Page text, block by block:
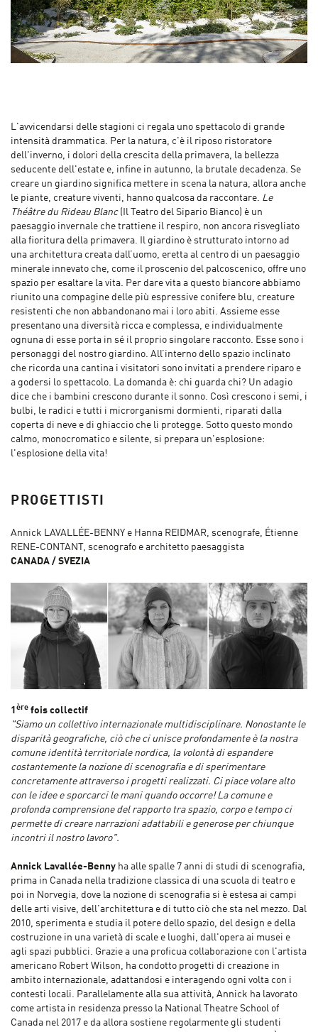
L'avvicendarsi delle stagioni ci regala uno spettacolo di grande
intensità drammatica. Per la natura, c'è il riposo ristoratore
dell'inverno, i dolori della crescita della primavera, la bellezza
seducente dell'estate e, infine in autunno, la brutale decadenza. Se
creare un giardino significa mettere in scena la natura, allora anche
le piante, creature viventi, hanno qualcosa da raccontare. Le
Théâtre du Rideau Blanc(Il Teatro del Sipario Bianco) è un
paesaggio invernale che trattiene il respiro, non ancora risvegliato
alla fioritura della primavera. Il giardino è strutturato intorno ad
una architettura creata dall’uomo, eretta al centro di un paesaggio
minerale innevato che, come il proscenio del palcoscenico, offre uno
spazio per esaltare la vita. Per dare vita a questo biancore abbiamo
riunito una compagine delle più espressive conifere blu, creature
resistenti che non abbandonano mai i loro abiti. Assieme esse
presentano una diversità ricca e complessa, e individualmente
ognuna di esse porta in sé il proprio singolare racconto. Esse sono i
personaggi del nostro giardino. All’interno dello spazio inclinato
che ricorda una cantina i visitatori sono invitati a prendere riparo e
a godersi lo spettacolo. La domanda è: chi guarda chi? Un adagio
dice che i bambini crescono durante il sonno. Così crescono i semi, i
bulbi, le radici e tutti i microrganismi dormienti, riparati dalla
coperta di neve e di ghiaccio che li protegge. Sotto questo mondo
calmo, monocromatico e silente, si prepara un'esplosione:
l'esplosione della vita!
PROGETTISTI
Annick LAVALLÉE-BENNY e Hanna REIDMAR, scenografe, Étienne
RENE-CONTANT, scenografo e architetto paesaggista
CANADA / SVEZIA
1 ère fois collectif
"Siamo un collettivo internazionale multidisciplinare. Nonostante le
disparità geografiche, ciò che ci unisce profondamente è la nostra
comune identità territoriale nordica, la volontà di espandere
costantemente la nozione di scenografia e di sperimentare
concretamente attraverso i progetti realizzati. Ci piace volare alto
con le idee e sporcarci le mani quando occorre! La comune e
profonda comprensione del rapporto tra spazio, corpo e tempo ci
permette di creare narrazioni adattabili e generose per chiunque
incontri il nostro lavoro".
Annick Lavallée-Benny ha alle spalle 7 anni di studi di scenografia,
prima in Canada nella tradizione classica di una scuola di teatro e
poi in Norvegia, dove la nozione di scenografia si è estesa ai campi
delle arti visive, dell'architettura e di tutto ciò che sta nel mezzo. Dal
2010, sperimenta e studia il potere dello spazio, del design e della
costruzione in una varietà di scale e luoghi, dall'opera ai musei e
agli spazi pubblici. Grazie a una proficua collaborazione con l'artista
americano Robert Wilson, ha condotto progetti di creazione in
ambito internazionale, adattandosi e interagendo ogni volta con i
contesti locali. Parallelamente alla sua attività, Annick ha lavorato
come artista in residenza presso la National Theatre School of
Canada nel 2017 e da allora sostiene regolarmente gli studenti